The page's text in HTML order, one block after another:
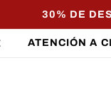
30% DE
ATENCIÓN A